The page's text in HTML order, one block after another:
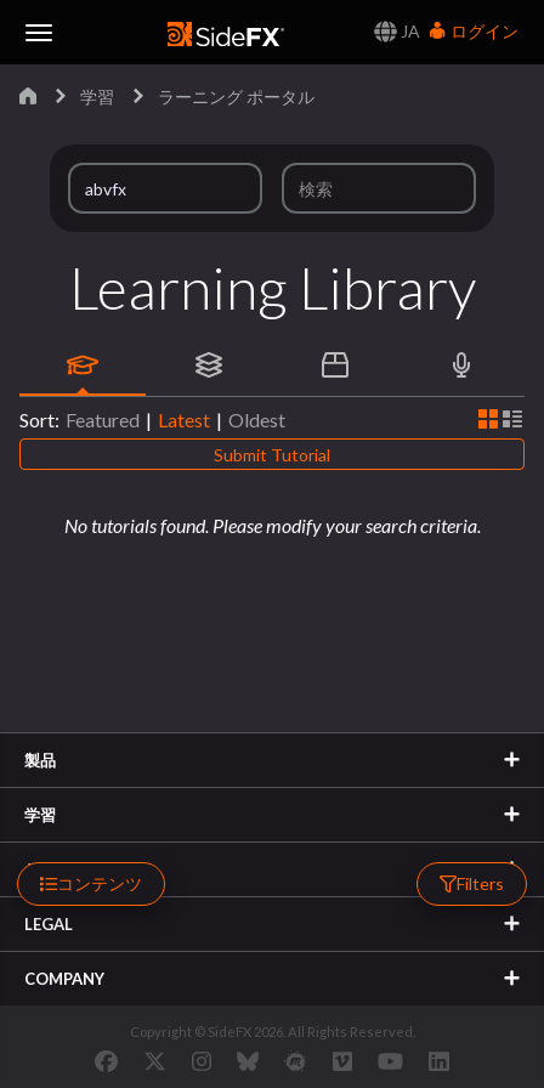
JA
ログイン
コンテンツ Filters
学習 ラーニング ポータル
Learning Library
Sort: Featured | Latest | Oldest
Submit Tutorial
No tutorials found. Please modify your search criteria.
製品
学習
サポート
LEGAL
COMPANY
Copyright © SideFX 2026. All Rights Reserved.